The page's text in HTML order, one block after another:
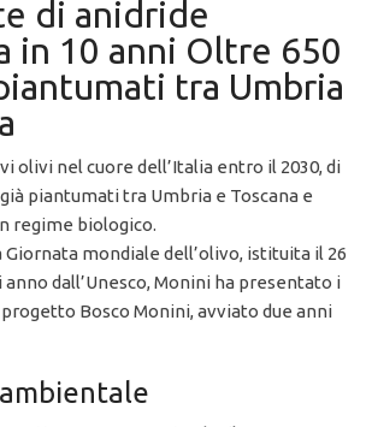
di anidride
in 10 anni Oltre 650
tra Umbria
olivi nel cuore dell’Italia entro il 2030, di
piantumati tra Umbria e Toscana e
regime biologico.
Giornata mondiale dell’olivo, istituita il 26
dall’Unesco, Monini ha presentato i
Bosco Monini, avviato due anni